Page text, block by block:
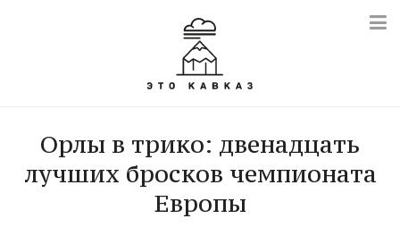
Орлы в трико: двенадцать
лучших бросков чемпионата
Европы